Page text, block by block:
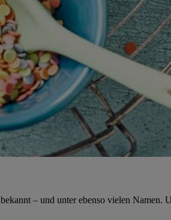
– und unter ebenso vielen Namen.